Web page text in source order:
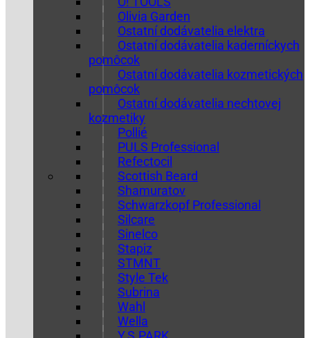
Olivia Garden
Ostatní dodávatelia elektra
Ostatní dodávatelia kaderníckych
pomôcok
Ostatní dodávatelia kozmetických
pomôcok
Ostatní dodávatelia nechtovej
kozmetiky
Pollié
PULS Professional
Refectocil
Scottish Beard
Shamuratov
Schwarzkopf Professional
Silcare
Sinelco
Stapiz
STMNT
Style Tek
Subrina
Wahl
Wella